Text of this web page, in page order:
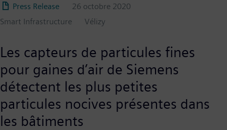
Press Release
26 octobre 2020
Smart Infrastructure
Vélizy
Les capteurs de particules fines
pour gaines d’air de Siemens
détectent les plus petites
particules nocives présentes dans
les bâtiments